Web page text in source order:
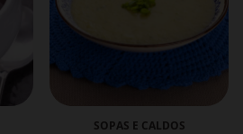
SOPAS E CALDOS